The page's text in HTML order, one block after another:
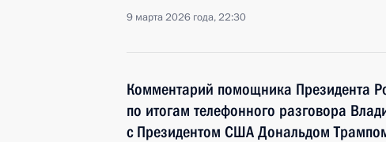
9 марта 2026 года, 22:30
Комментарий помощника Президента
по итогам телефонного разговора
с Президентом США Дональдом